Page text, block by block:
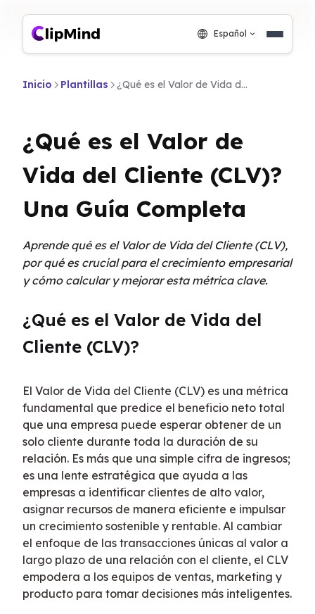
Español
Inicio Plantillas ¿Qué es el Valor de Vida del Cliente (CLV)? Una Guía Completa
¿Qué es el Valor de
Vida del Cliente (CLV)?
Una Guía Completa
Aprende qué es el Valor de Vida del Cliente (CLV),
por qué es crucial para el crecimiento empresarial
y cómo calcular y mejorar esta métrica clave.
¿Qué es el Valor de Vida del
Cliente (CLV)?
El Valor de Vida del Cliente (CLV) es una métrica
fundamental que predice el beneficio neto total
que una empresa puede esperar obtener de un
solo cliente durante toda la duración de su
relación. Es más que una simple cifra de ingresos;
es una lente estratégica que ayuda a las
empresas a identificar clientes de alto valor,
asignar recursos de manera eficiente e impulsar
un crecimiento sostenible y rentable. Al cambiar
el enfoque de las transacciones únicas al valor a
largo plazo de una relación con el cliente, el CLV
empodera a los equipos de ventas, marketing y
producto para tomar decisiones más inteligentes.